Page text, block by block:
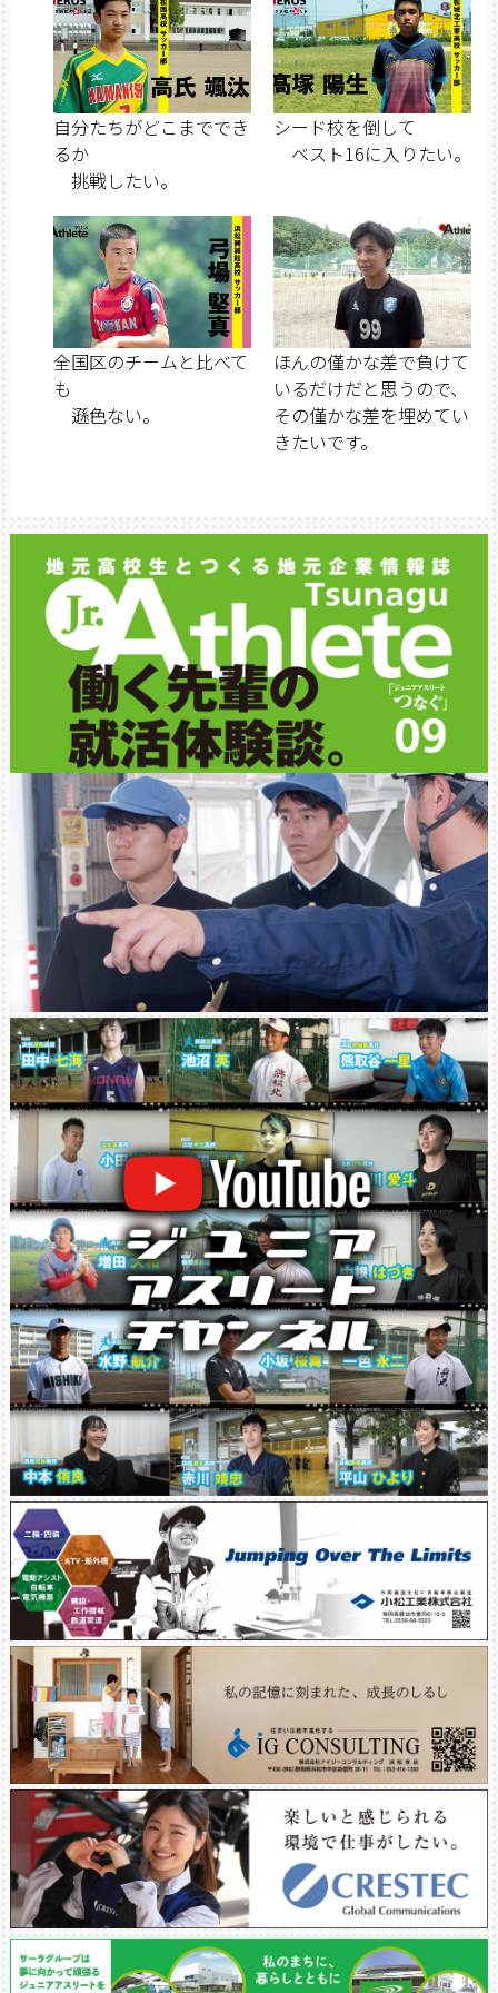
自分たちがどこまででき
るか
挑戦したい。
シード校を倒して
ベスト16に入りたい。
全国区のチームと比べて
も
遜色ない。
ほんの僅かな差で負けて
いるだけだと思うので、
その僅かな差を埋めてい
きたいです。